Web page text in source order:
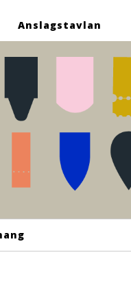
Anslagstavlan